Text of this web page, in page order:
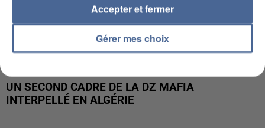
UN SECOND CADRE DE LA DZ MAFIA
INTERPELLÉ EN ALGÉRIE
Gérer mes choix
Accepter et fermer